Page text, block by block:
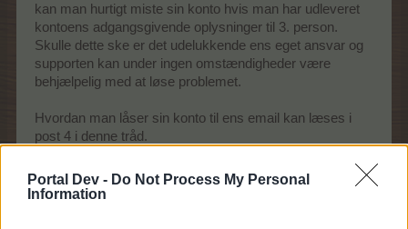
Portal Dev - Do Not Process My Personal
Information
kan man hurtigt miste sin konto hvis man har udleveret
kontoens adgangsgivende oplysninger til 3. person.
Skulle dette ske er det udelukkende ens eget ansvar og
supporten kan under ingen omstændigheder være
behjælpelig med at løse problemet.
Hvordan man låser sin konto til ens email kan læses i
post 4 i denne tråd.
Hvordan låser jeg min spillekonto til min email?